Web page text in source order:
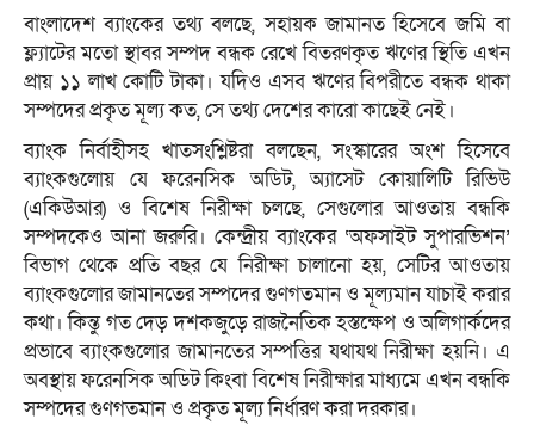
বাংলাদেশ ব্যাংকের তথ্য বলছে, সহায়ক জামানত হিসেবে জমি বা
ফ্ল্যাটের মতো স্থাবর সম্পদ বন্ধক রেখে বিতরণকৃত ঋণের স্থিতি এখন
প্রায় ১১ লাখ কোটি টাকা। যদিও এসব ঋণের বিপরীতে বন্ধক থাকা
সম্পদের প্রকৃত মূল্য কত, সে তথ্য দেশের কারো কাছেই নেই।
ব্যাংক নির্বাহীসহ খাতসংশ্লিষ্টরা বলছেন, সংস্কারের অংশ হিসেবে
ব্যাংকগুলোয় যে ফরেনসিক অডিট, অ্যাসেট কোয়ালিটি রিভিউ
(একিউআর) ও বিশেষ নিরীক্ষা চলছে, সেগুলোর আওতায় বন্ধকি
সম্পদকেও আনা জরুরি। কেন্দ্রীয় ব্যাংকের ‘অফসাইট সুপারভিশন’
বিভাগ থেকে প্রতি বছর যে নিরীক্ষা চালানো হয়, সেটির আওতায়
ব্যাংকগুলোর জামানতের সম্পদের গুণগতমান ও মূল্যমান যাচাই করার
কথা। কিন্তু গত দেড় দশকজুড়ে রাজনৈতিক হস্তক্ষেপ ও অলিগার্কদের
প্রভাবে ব্যাংকগুলোর জামানতের সম্পত্তির যথাযথ নিরীক্ষা হয়নি। এ
অবস্থায় ফরেনসিক অডিট কিংবা বিশেষ নিরীক্ষার মাধ্যমে এখন বন্ধকি
সম্পদের গুণগতমান ও প্রকৃত মূল্য নির্ধারণ করা দরকার।